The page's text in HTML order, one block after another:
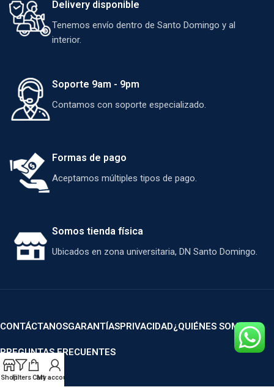
Delivery disponible
Tenemos envío dentro de Santo Domingo y al
interior.
Soporte 9am - 9pm
Contamos con soporte especializado.
Formas de pago
Aceptamos múltiples tipos de pago.
Somos tienda física
Ubicados en zona universitaria, DN Santo Domingo.
CONTÁCTANOSGARANTÍASPRIVACIDAD¿QUIÉNES SOMOS?
PREGUNTAS FRECUENTES
ShopFiltersCart
My account